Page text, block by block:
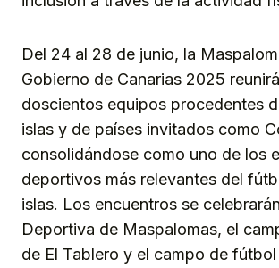
Del 24 al 28 de junio, la
Gobierno de Canarias 2025
doscientos equipos procedentes
islas y de países invitados como
consolidándose como uno de los
deportivos más relevantes del
islas. Los encuentros se
Deportiva de Maspalomas, el
de El Tablero y el campo de